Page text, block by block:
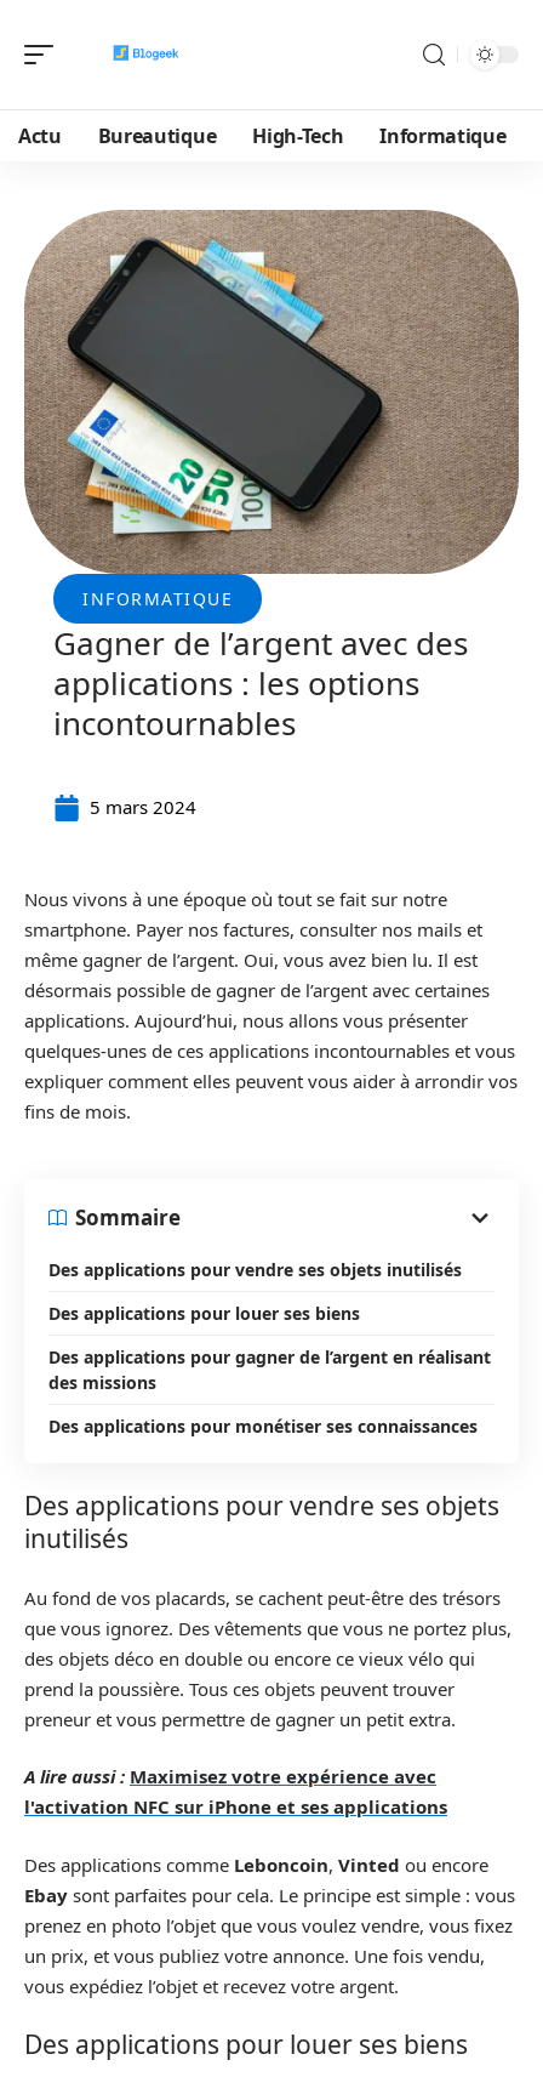
Actu Bureautique High-Tech Informatique
INFORMATIQUE
Gagner de l’argent avec des
applications : les options
incontournables
5 mars 2024
Nous vivons à une époque où tout se fait sur notre
smartphone. Payer nos factures, consulter nos mails et
même gagner de l’argent. Oui, vous avez bien lu. Il est
désormais possible de gagner de l’argent avec certaines
applications. Aujourd’hui, nous allons vous présenter
quelques-unes de ces applications incontournables et vous
expliquer comment elles peuvent vous aider à arrondir vos
fins de mois.
Sommaire
Des applications pour vendre ses objets inutilisés
Des applications pour louer ses biens
Des applications pour gagner de l’argent en réalisant
des missions
Des applications pour monétiser ses connaissances
Des applications pour vendre ses objets
inutilisés
Au fond de vos placards, se cachent peut-être des trésors
que vous ignorez. Des vêtements que vous ne portez plus,
des objets déco en double ou encore ce vieux vélo qui
prend la poussière. Tous ces objets peuvent trouver
preneur et vous permettre de gagner un petit extra.
A lire aussi : Maximisez votre expérience avec
l'activation NFC sur iPhone et ses applications
Des applications comme Leboncoin, Vinted ou encore
Ebay sont parfaites pour cela. Le principe est simple : vous
prenez en photo l’objet que vous voulez vendre, vous fixez
un prix, et vous publiez votre annonce. Une fois vendu,
vous expédiez l’objet et recevez votre argent.
Des applications pour louer ses biens